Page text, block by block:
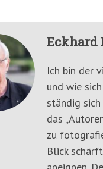
Eckhard
Ich bin der
und wie
ständig
das
zu
Blick